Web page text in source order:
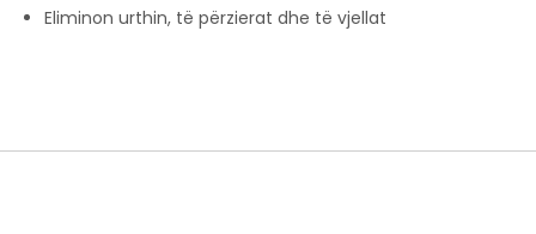
Eliminon urthin, të përzierat dhe të vjellat